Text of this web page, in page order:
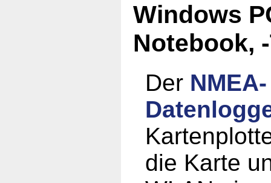
Windows
Notebook,
Der NMEA-
die Karte